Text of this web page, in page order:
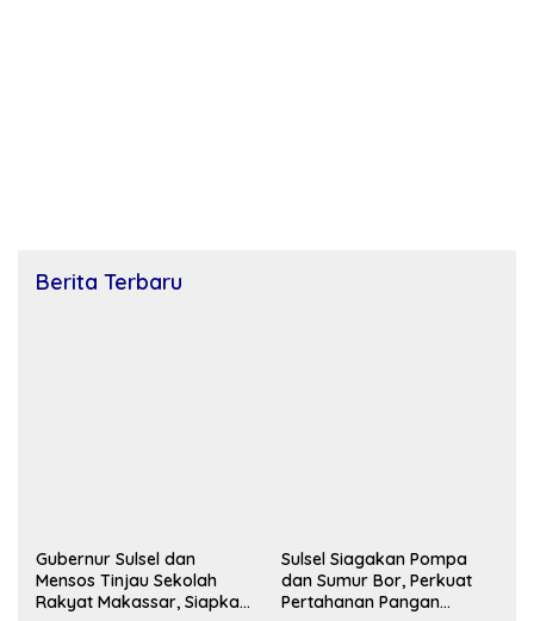
Berita Terbaru
Gubernur Sulsel dan
Mensos Tinjau Sekolah
Rakyat Makassar, Siapkan
Sulsel Siagakan Pompa
dan Sumur Bor, Perkuat
Pertahanan Pangan